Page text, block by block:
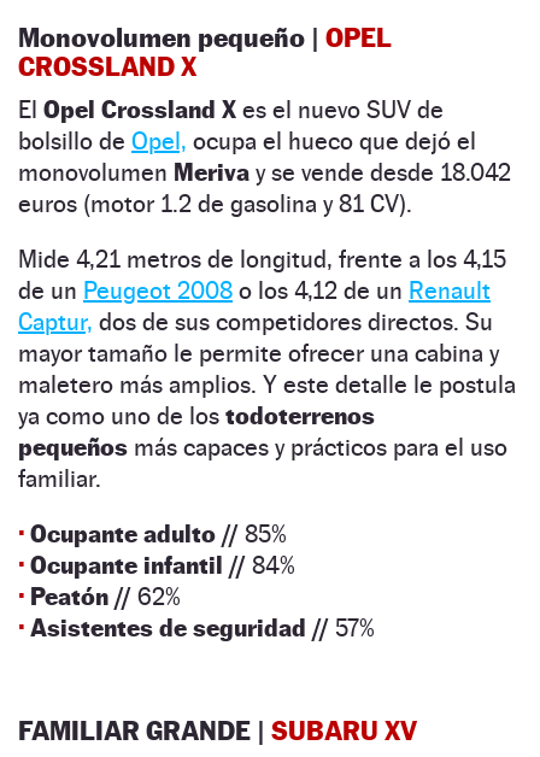
Monovolumen pequeño | OPEL
CROSSLAND X
El Opel Crossland X es el nuevo SUV de
bolsillo de Opel, ocupa el hueco que dejó el
monovolumen Meriva y se vende desde 18.042
euros (motor 1.2 de gasolina y 81 CV).
Mide 4,21 metros de longitud, frente a los 4,15
de un Peugeot 2008 o los 4,12 de un Renault
Captur, dos de sus competidores directos. Su
mayor tamaño le permite ofrecer una cabina y
maletero más amplios. Y este detalle le postula
ya como uno de los todoterrenos
pequeños más capaces y prácticos para el uso
familiar.
· Ocupante adulto // 85%
· Ocupante infantil // 84%
· Peatón // 62%
· Asistentes de seguridad // 57%
FAMILIAR GRANDE | SUBARU XV